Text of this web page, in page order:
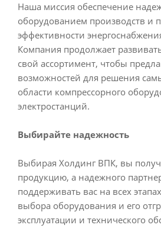
Наша миссия обеспечение
оборудованием производств и
эффективности
Компания продолжает
свой ассортимент, чтобы
возможностей для решения
области компрессорного
электростанций.
Выбирайте надежность
Выбирая Холдинг ВПК, вы
продукцию, а надежного
поддерживать вас на всех
выбора оборудования и его
эксплуатации и технического